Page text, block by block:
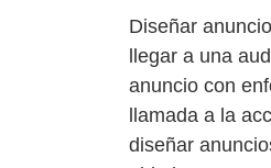
Diseñar
llegar a una
anuncio con
llamada a la
diseñar